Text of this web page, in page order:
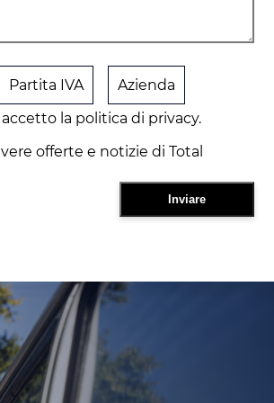
Partita IVA
Azienda
la politica di privacy.
offerte e notizie di Total